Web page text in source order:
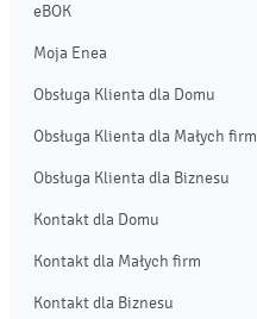
eBOK
Moja Enea
Obsługa Klienta dla Domu
Obsługa Klienta dla Małych firm
Obsługa Klienta dla Biznesu
Kontakt dla Domu
Kontakt dla Małych firm
Kontakt dla Biznesu